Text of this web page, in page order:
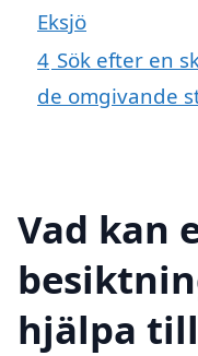
Eksjö
4 Sök efter en
de omgivande
Vad kan
hjälpa